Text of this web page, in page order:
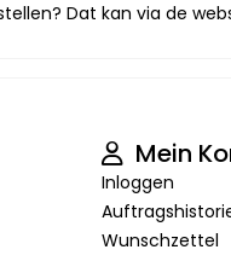
Dat kan via de
Mein
Inloggen
Wunschzettel